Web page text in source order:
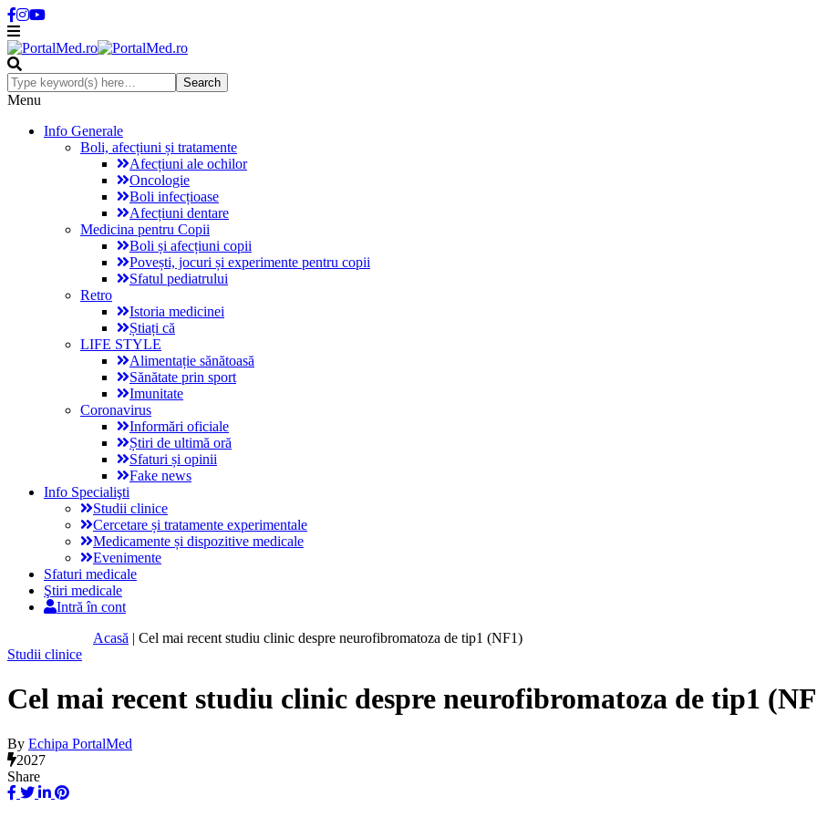
Menu
Info Generale
Boli, afecțiuni și tratamente
Afecțiuni ale ochilor
Oncologie
Boli infecțioase
Afecțiuni dentare
Medicina pentru Copii
Boli și afecțiuni copii
Povești, jocuri și experimente pentru copii
Sfatul pediatrului
Retro
Istoria medicinei
Știați că
LIFE STYLE
Alimentație sănătoasă
Sănătate prin sport
Imunitate
Coronavirus
Informări oficiale
Știri de ultimă oră
Sfaturi și opinii
Fake news
Info Specialişti
Studii clinice
Cercetare și tratamente experimentale
Medicamente și dispozitive medicale
Evenimente
Sfaturi medicale
Ştiri medicale
Intră în cont
Acasă | Cel mai recent studiu clinic despre neurofibromatoza de tip1 (NF1)
Studii clinice
Cel mai recent studiu clinic despre neurofibromatoza de tip1
By Echipa PortalMed
2027
Share